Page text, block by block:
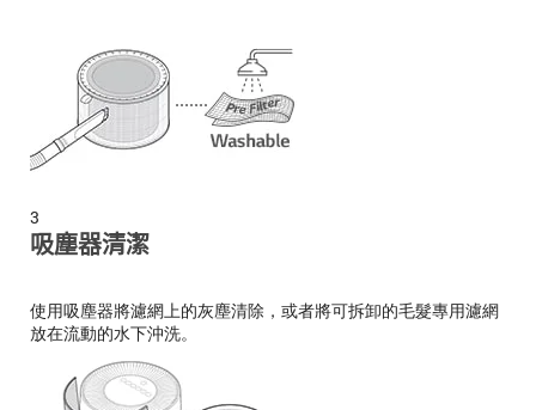
3
吸塵器清潔
使用吸塵器將濾網上的灰塵清除，或者將可拆卸的毛髮專用濾網
放在流動的水下沖洗。